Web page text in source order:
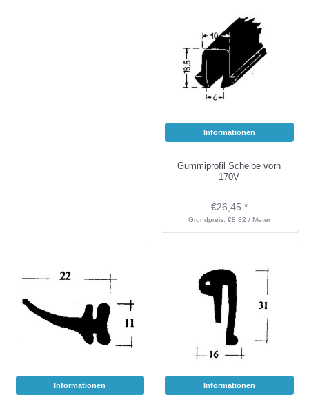
Informationen
Gummiprofil Scheibe vorn
170V
€26,45 *
Grundpreis: €8,82 / Meter
Informationen Informationen